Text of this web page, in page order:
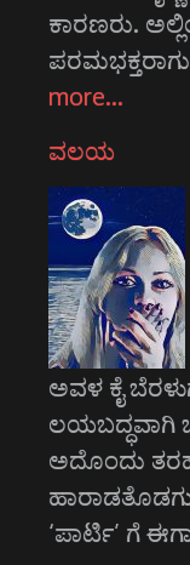
ಕಾರಣರು.
more…
ವಲಯ
ಅವಳ ಕೈ
ಲಯಬದ್ಧವಾಗಿ
ಅದೊಂದು
‘ಪಾರ್ಟಿ’ ಗೆ